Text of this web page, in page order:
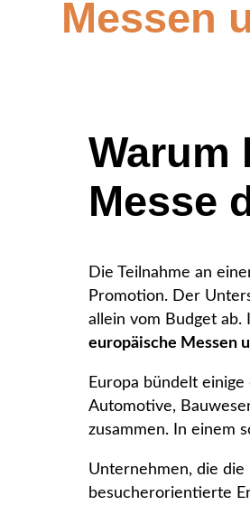
Messen
Warum
Messe
Die Teilnahme an
Promotion. Der
allein vom Budget ab.
europäische Messen
Europa bündelt
Automotive,
zusammen. In einem
Unternehmen, die die
besucherorientierte